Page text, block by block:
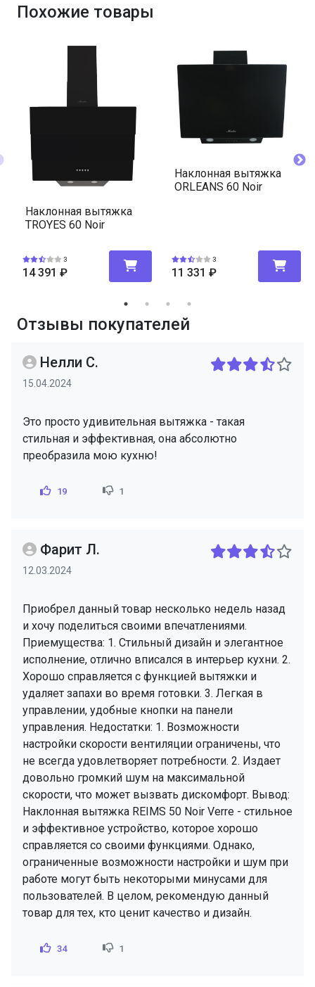
Похожие товары
Наклонная вытяжка
TROYES 60 Noir
3
14 391 ₽
Наклонная вытяжка
ORLEANS 60 Noir
3
11 331 ₽
Отзывы покупателей
Нелли С.
15.04.2024
Это просто удивительная вытяжка - такая
стильная и эффективная, она абсолютно
преобразила мою кухню!
19 1
Фарит Л.
12.03.2024
Приобрел данный товар несколько недель назад
и хочу поделиться своими впечатлениями.
Приемущества: 1. Стильный дизайн и элегантное
исполнение, отлично вписался в интерьер кухни. 2.
Хорошо справляется с функцией вытяжки и
удаляет запахи во время готовки. 3. Легкая в
управлении, удобные кнопки на панели
управления. Недостатки: 1. Возможности
настройки скорости вентиляции ограничены, что
не всегда удовлетворяет потребности. 2. Издает
довольно громкий шум на максимальной
скорости, что может вызвать дискомфорт. Вывод:
Наклонная вытяжка REIMS 50 Noir Verre - стильное
и эффективное устройство, которое хорошо
справляется со своими функциями. Однако,
ограниченные возможности настройки и шум при
работе могут быть некоторыми минусами для
пользователей. В целом, рекомендую данный
товар для тех, кто ценит качество и дизайн.
34 1